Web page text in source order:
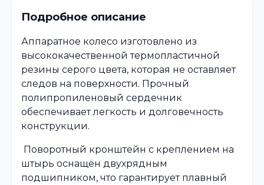
Подробное описание
Аппаратное колесо изготовлено из
высококачественной термопластичной
резины серого цвета, которая не оставляет
следов на поверхности. Прочный
полипропиленовый сердечник
обеспечивает легкость и долговечность
конструкции.
Поворотный кронштейн с креплением на
штырь оснащён двухрядным
подшипником, что гарантирует плавный